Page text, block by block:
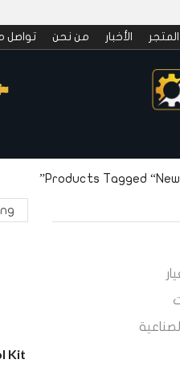
المتجر الأخبار من نحن تواصل
Products Tagged “new”
Kit